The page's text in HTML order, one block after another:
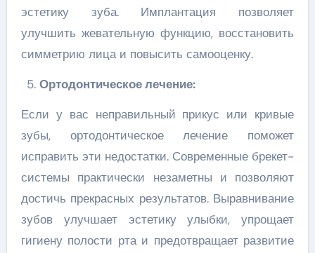
эстетику зуба. Имплантация позволяет
улучшить жевательную функцию, восстановить
симметрию лица и повысить самооценку.
Ортодонтическоелечение:
Если у вас неправильный прикус или кривые
зубы, ортодонтическое лечение поможет
исправить эти недостатки. Современные брекет-
системы практически незаметны и позволяют
достичь прекрасных результатов. Выравнивание
зубов улучшает эстетику улыбки, упрощает
гигиену полости рта и предотвращает развитие